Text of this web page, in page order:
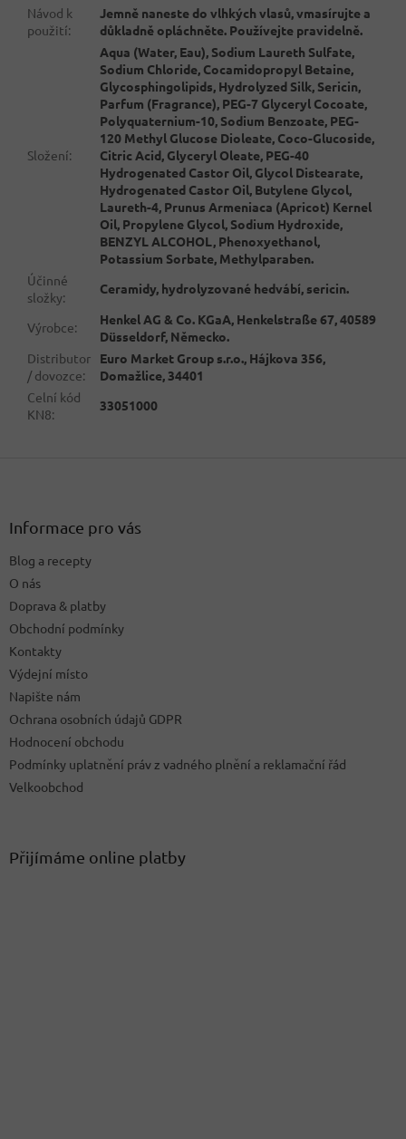
Návod k
použití:
Jemně naneste do vlhkých vlasů, vmasírujte a
důkladně opláchněte. Používejte pravidelně.
Složení:
Aqua (Water, Eau), Sodium Laureth Sulfate,
Sodium Chloride, Cocamidopropyl Betaine,
Glycosphingolipids, Hydrolyzed Silk, Sericin,
Parfum (Fragrance), PEG-7 Glyceryl Cocoate,
Polyquaternium-10, Sodium Benzoate, PEG-
120 Methyl Glucose Dioleate, Coco-Glucoside,
Citric Acid, Glyceryl Oleate, PEG-40
Hydrogenated Castor Oil, Glycol Distearate,
Hydrogenated Castor Oil, Butylene Glycol,
Laureth-4, Prunus Armeniaca (Apricot) Kernel
Oil, Propylene Glycol, Sodium Hydroxide,
BENZYL ALCOHOL, Phenoxyethanol,
Potassium Sorbate, Methylparaben.
Účinné
složky:
Ceramidy, hydrolyzované hedvábí, sericin.
Výrobce:
Henkel AG & Co. KGaA, Henkelstraße 67, 40589
Düsseldorf, Německo.
Distributor
/ dovozce:
Euro Market Group s.r.o., Hájkova 356,
Domažlice, 34401
Celní kód
KN8:
33051000
Informace pro vás
Blog a recepty
O nás
Doprava & platby
Obchodní podmínky
Kontakty
Výdejní místo
Napište nám
Ochrana osobních údajů GDPR
Hodnocení obchodu
Podmínky uplatnění práv z vadného plnění a reklamační řád
Velkoobchod
Přijímáme online platby